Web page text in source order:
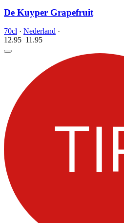
De Kuyper Grapefruit
70cl · Nederland ·
12.95 11.95